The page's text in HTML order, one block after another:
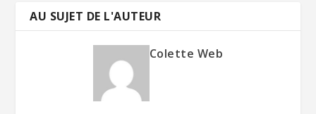
AU SUJET DE L'AUTEUR
Colette Web